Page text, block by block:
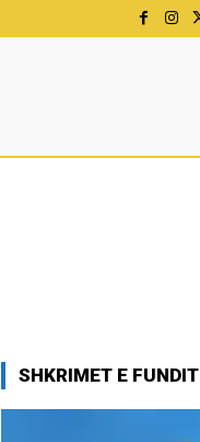
SHKRIMET E FUNDIT